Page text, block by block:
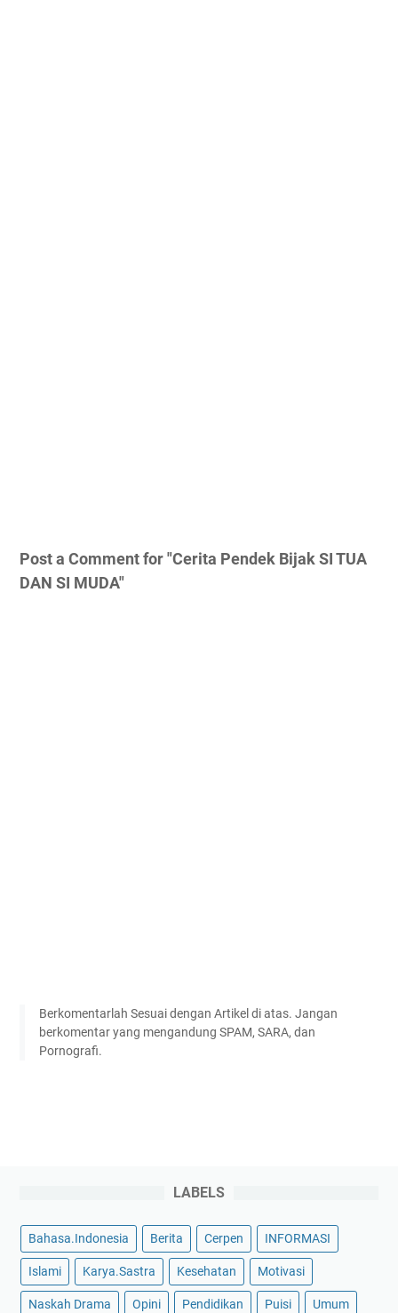
Post a Comment for "Cerita Pendek Bijak SI TUA
DAN SI MUDA"
Berkomentarlah Sesuai dengan Artikel di atas. Jangan
berkomentar yang mengandung SPAM, SARA, dan
Pornografi.
LABELS
Bahasa.Indonesia Berita Cerpen INFORMASI
Islami Karya.Sastra Kesehatan Motivasi
Naskah Drama Opini Pendidikan Puisi Umum